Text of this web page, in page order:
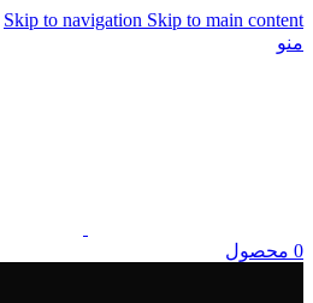
Skip to navigation Skip to main content
منو
0 محصول